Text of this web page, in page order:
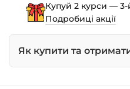
збірки
кількість
Купуй 2 курси —
Подробиці акції
Як купити та